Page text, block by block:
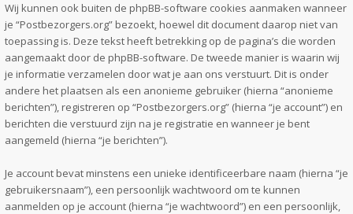
Wij kunnen ook buiten de phpBB-software cookies aanmaken wanneer
je “Postbezorgers.org” bezoekt, hoewel dit document daarop niet van
toepassing is. Deze tekst heeft betrekking op de pagina’s die worden
aangemaakt door de phpBB-software. De tweede manier is waarin wij
je informatie verzamelen door wat je aan ons verstuurt. Dit is onder
andere het plaatsen als een anonieme gebruiker (hierna “anonieme
berichten”), registreren op “Postbezorgers.org” (hierna “je account”) en
berichten die verstuurd zijn na je registratie en wanneer je bent
aangemeld (hierna “je berichten”).
Je account bevat minstens een unieke identificeerbare naam (hierna “je
gebruikersnaam”), een persoonlijk wachtwoord om te kunnen
aanmelden op je account (hierna “je wachtwoord”) en een persoonlijk,